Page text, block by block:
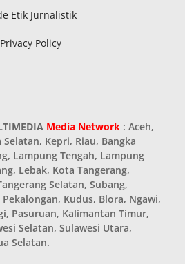
Etik Jurnalistik
Privacy Policy
Media Network : Aceh,
Kepri, Riau, Bangka
Lampung Tengah, Lampung
Lebak, Kota Tangerang,
Selatan, Subang,
Kudus, Blora, Ngawi,
Pasuruan, Kalimantan Timur,
Selatan, Sulawesi Utara,
Selatan.